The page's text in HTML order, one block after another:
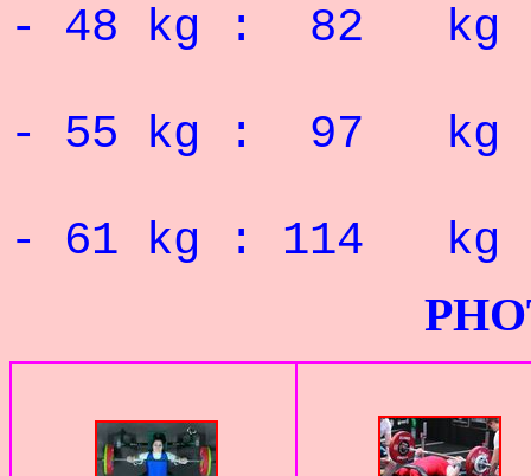
- 48 kg : 82
- 55 kg : 97
- 61 kg : 114
PHOTOS